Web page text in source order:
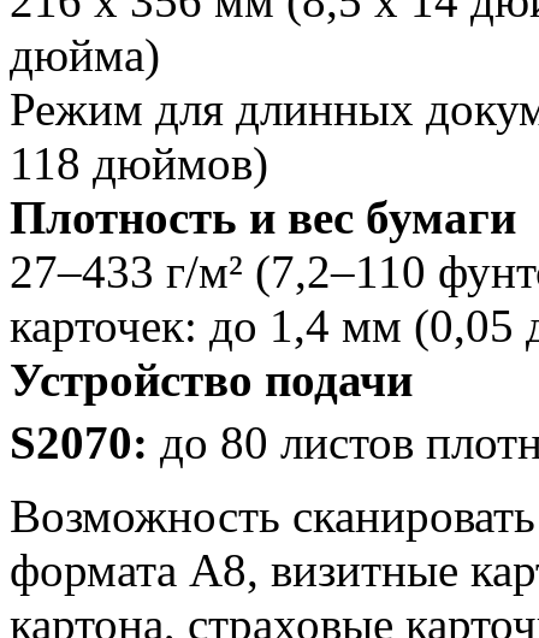
дюйма)
Режим для длинных
118 дюймов)
Плотность и вес бумаги
27–433 г/м² (7,2–110
карточек: до 1,4 мм
Устройство подачи
S2070: до 80 листов
Возможность
формата A8, визитные
картона, страховые